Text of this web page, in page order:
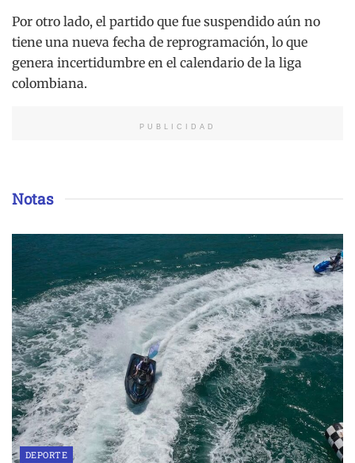
Por otro lado, el partido que fue suspendido aún no
tiene una nueva fecha de reprogramación, lo que
genera incertidumbre en el calendario de la liga
colombiana.
PUBLICIDAD
Notas
DEPORTE